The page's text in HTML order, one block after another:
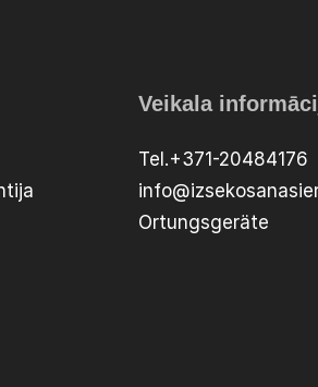
Veikala
Tel.+371-20484176
Ortungsgeräte